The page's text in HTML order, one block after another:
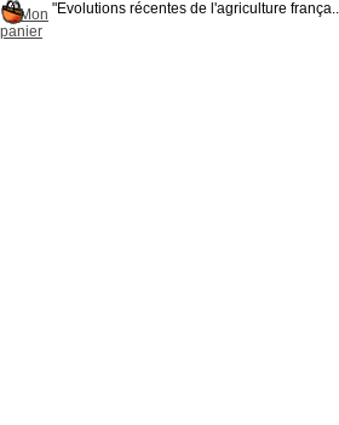
Mon
panier
"Evolutions récentes de l'agriculture